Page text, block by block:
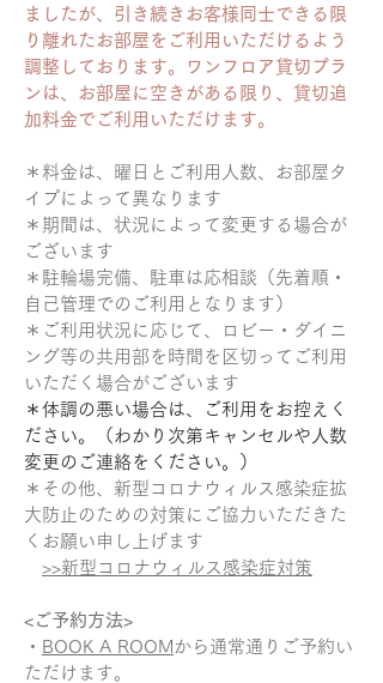
ましたが、引き続きお客様同士できる限
り離れたお部屋をご利用いただけるよう
調整しております。ワンフロア貸切プラ
ンは、お部屋に空きがある限り、貸切追
加料金でご利用いただけます。
＊料金は、曜日とご利用人数、お部屋タ
イプによって異なります
＊期間は、状況によって変更する場合が
ございます
​＊駐輪場完備、駐車は応相談（先着順・
自己管理でのご利用となります）
＊ご利用状況に応じて、ロビー・ダイニ
ング等の共用部を時間を区切ってご利用
いただく場合がございます
＊体調の悪い場合は、ご利用をお控えく
ださい。（わかり次第キャンセルや人数
変更のご連絡をください。）
＊その他、新型コロナウィルス感染症拡
大防止のための対策にご協力いただきた
くお願い申し上げます
>>新型コロナウィルス感染症対策
<ご予約方法>
・ BOOK A ROOM から通常通りご予約い
ただけます。